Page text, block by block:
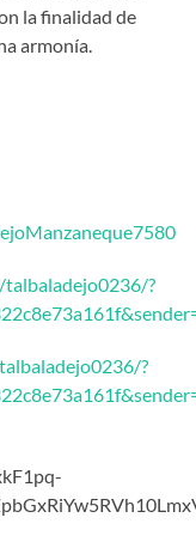
la finalidad de
armonía.
?
?